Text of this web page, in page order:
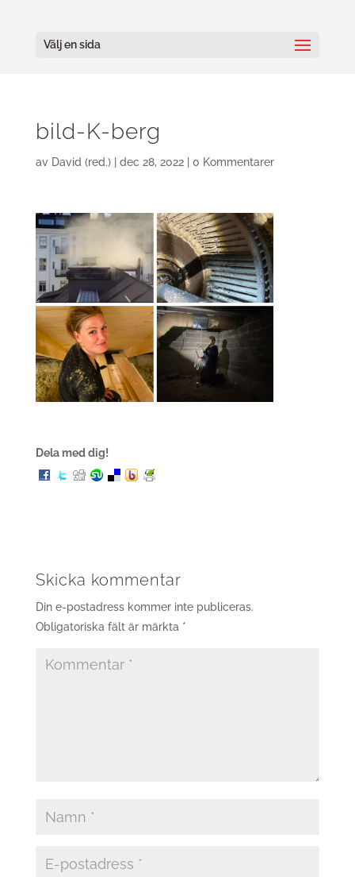
Välj en sida
bild-K-berg
av David (red.)| dec 28, 2022| 0 Kommentarer
Dela med dig!
Skicka kommentar
Din e-postadress kommer inte publiceras.
Obligatoriska fält är märkta *